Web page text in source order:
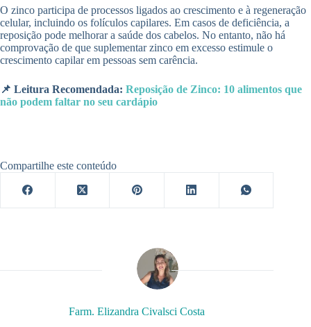
O zinco participa de processos ligados ao crescimento e à regeneração
celular, incluindo os folículos capilares. Em casos de deficiência, a
reposição pode melhorar a saúde dos cabelos. No entanto, não há
comprovação de que suplementar zinco em excesso estimule o
crescimento capilar em pessoas sem carência.
📌 Leitura Recomendada: Reposição de Zinco: 10 alimentos que
não podem faltar no seu cardápio
Compartilhe este conteúdo
Farm. Elizandra Civalsci Costa